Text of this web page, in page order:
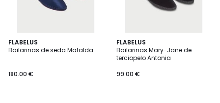
FLABELUS
Bailarinas de seda Mafalda
180.00 €
2
Colores
FLABELUS
Bailarinas Mary-Jane de
terciopelo Antonia
99.00 €